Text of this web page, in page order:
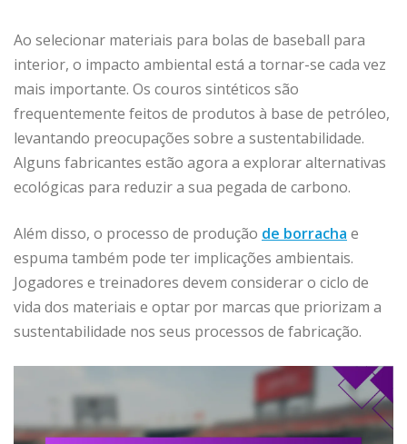
Ao selecionar materiais para bolas de baseball para
interior, o impacto ambiental está a tornar-se cada vez
mais importante. Os couros sintéticos são
frequentemente feitos de produtos à base de petróleo,
levantando preocupações sobre a sustentabilidade.
Alguns fabricantes estão agora a explorar alternativas
ecológicas para reduzir a sua pegada de carbono.
Além disso, o processo de produção de borracha e
espuma também pode ter implicações ambientais.
Jogadores e treinadores devem considerar o ciclo de
vida dos materiais e optar por marcas que priorizam a
sustentabilidade nos seus processos de fabricação.